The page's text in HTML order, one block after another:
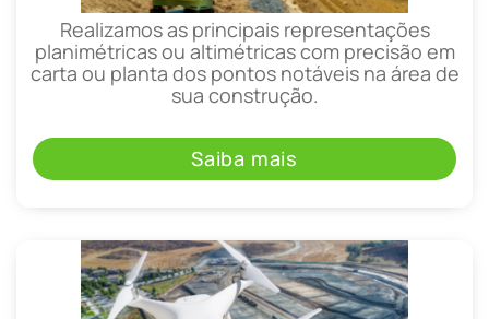
Realizamos as principais representações
planimétricas ou altimétricas com precisão em
carta ou planta dos pontos notáveis na área de
sua construção.
Saiba mais